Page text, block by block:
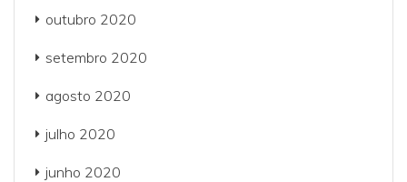
outubro 2020
setembro 2020
agosto 2020
julho 2020
junho 2020